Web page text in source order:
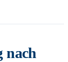
nach